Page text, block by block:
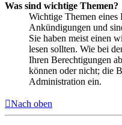
Was sind wichtige Themen?
Wichtige Themen eines
Ankündigungen und
Sie haben meist einen
lesen sollten. Wie bei
Ihren Berechtigungen
können oder nicht; die
Administration ein.
Nach oben